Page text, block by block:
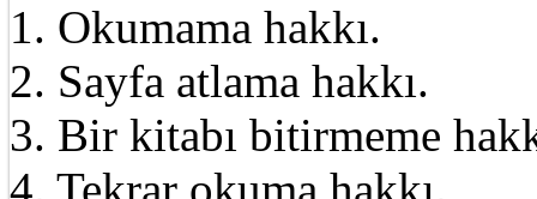
1. Okumama hakkı.
2. Sayfa atlama hakkı.
3. Bir kitabı bitirmeme